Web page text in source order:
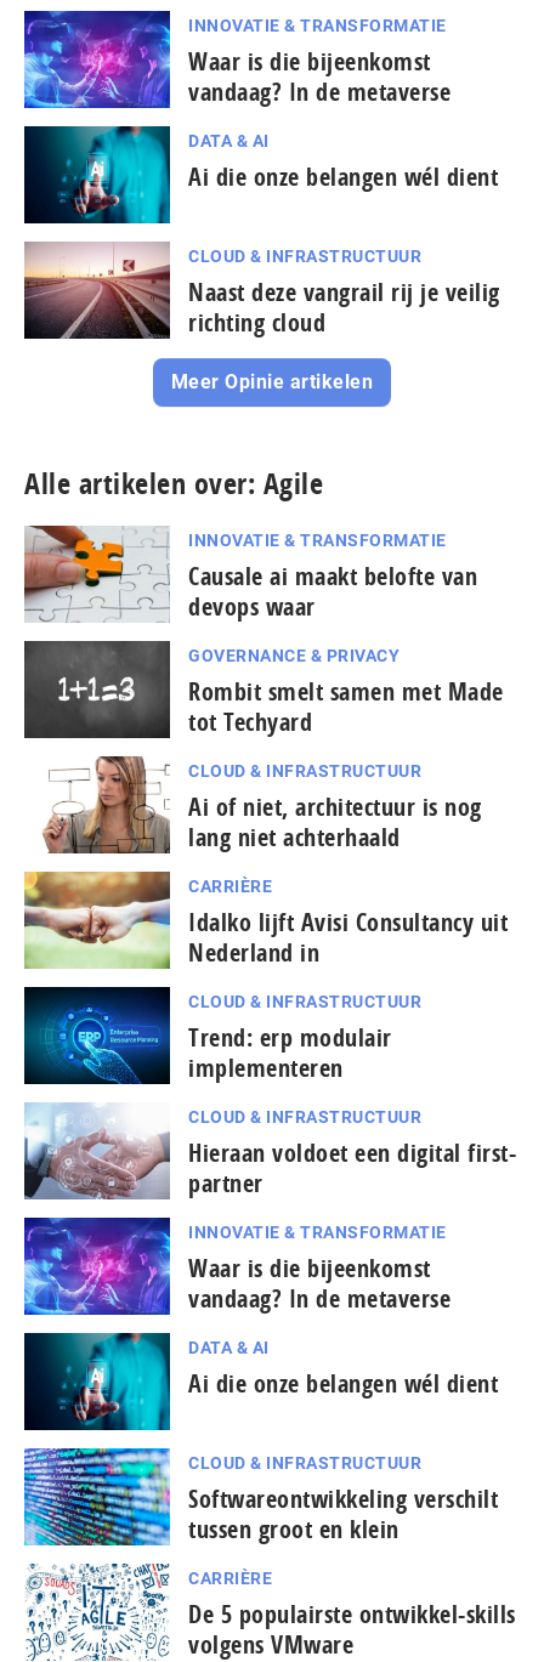
INNOVATIE & TRANSFORMATIE
Waar is die bijeenkomst
vandaag? In de metaverse
DATA & AI
Ai die onze belangen wél dient
CLOUD & INFRASTRUCTUUR
Naast deze vangrail rij je veilig
richting cloud
Meer Opinie artikelen
Alle artikelen over: Agile
INNOVATIE & TRANSFORMATIE
Causale ai maakt belofte van
devops waar
GOVERNANCE & PRIVACY
Rombit smelt samen met Made
tot Techyard
CLOUD & INFRASTRUCTUUR
Ai of niet, architectuur is nog
lang niet achterhaald
CARRIÈRE
Idalko lijft Avisi Consultancy uit
Nederland in
CLOUD & INFRASTRUCTUUR
Trend: erp modulair
implementeren
CLOUD & INFRASTRUCTUUR
Hieraan voldoet een digital first-
partner
INNOVATIE & TRANSFORMATIE
Waar is die bijeenkomst
vandaag? In de metaverse
DATA & AI
Ai die onze belangen wél dient
CLOUD & INFRASTRUCTUUR
Softwareontwikkeling verschilt
tussen groot en klein
CARRIÈRE
De 5 populairste ontwikkel-skills
volgens VMware